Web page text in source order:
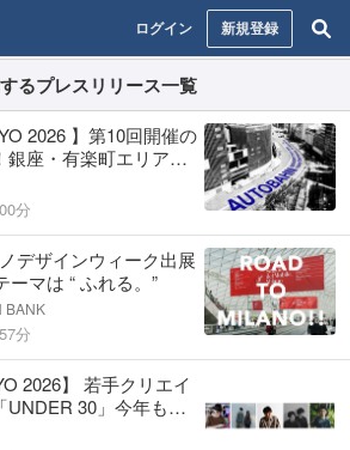
ログイン 新規登録
るプレスリリース一覧
2026 】第10回開催の
銀座・有楽町エリアの
」が出現
分
デザインウィーク出展
マは “ ふれる。”
BANK
分
2026】 若手クリエイ
UNDER 30」今年も才
イターが決定！